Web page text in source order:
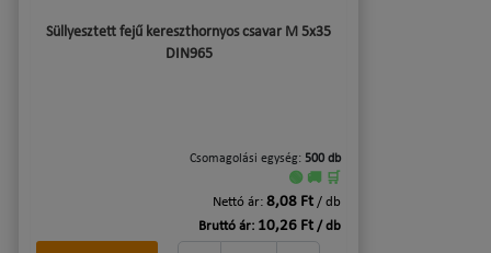
Süllyesztett fejű kereszthornyos csavar M 5x35
DIN965
Csomagolási egység: 500 db
🟢 🚚 🛒
Nettó ár: 8,08 Ft / db
Bruttó ár: 10,26 Ft / db